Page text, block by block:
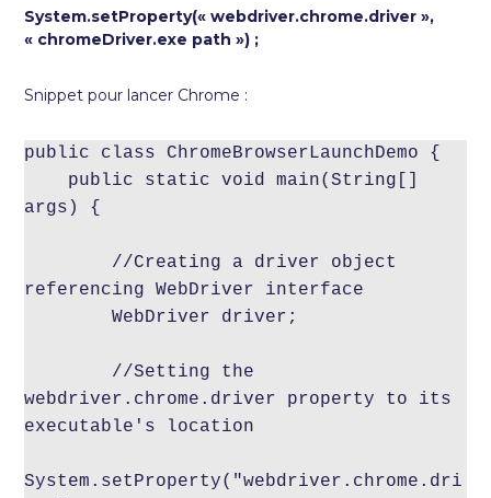
System.setProperty(« webdriver.chrome.driver »,
« chromeDriver.exe path ») ;
Snippet pour lancer Chrome :
public class ChromeBrowserLaunchDemo {
args) {
referencing WebDriver interface
        WebDriver driver;
webdriver.chrome.driver property to its
executable's location
System.setProperty("webdriver.chrome.dri